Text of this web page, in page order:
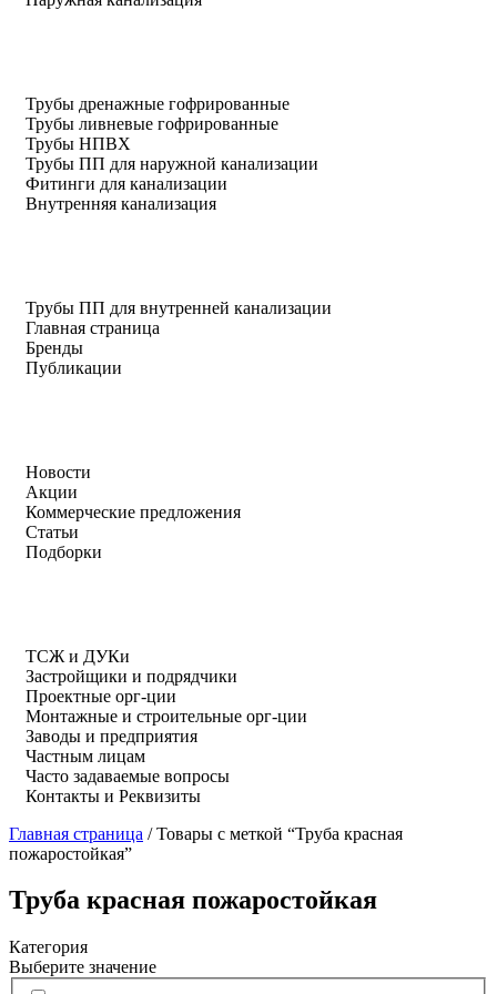
Трубы дренажные гофрированные
Трубы ливневые гофрированные
Трубы НПВХ
Трубы ПП для наружной канализации
Фитинги для канализации
Внутренняя канализация
Трубы ПП для внутренней канализации
Главная страница
Бренды
Публикации
Новости
Акции
Коммерческие предложения
Статьи
Подборки
ТСЖ и ДУКи
Застройщики и подрядчики
Проектные орг-ции
Монтажные и строительные орг-ции
Заводы и предприятия
Частным лицам
Часто задаваемые вопросы
Контакты и Реквизиты
Главная страница /Товары с меткой “Труба красная
пожаростойкая”
Труба красная пожаростойкая
Категория
Выберите значение